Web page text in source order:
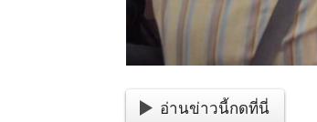
อ่านข่าวนี้กดที่นี่